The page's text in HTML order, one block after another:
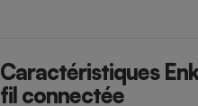
Caractéristiques
fil connectée